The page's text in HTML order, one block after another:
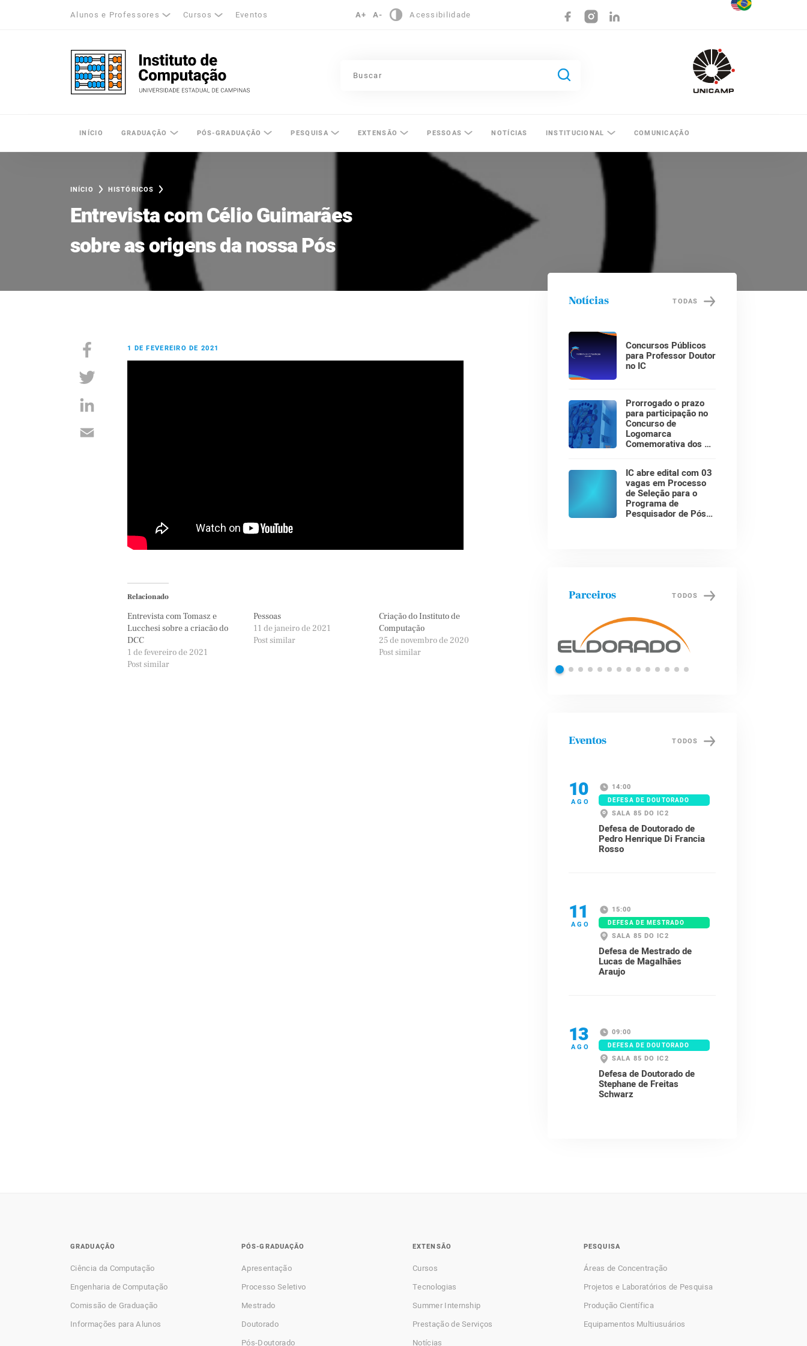
Alunos e Professores Cursos Eventos A+ A- Acessibilidade
Unicamp - Universidade Estadual de Campinas
INÍCIO GRADUAÇÃO PÓS-GRADUAÇÃO PESQUISA EXTENSÃO PESSOAS NOTÍCIAS INSTITUCIONAL COMUNICAÇÃO
INÍCIO HISTÓRICOS
Entrevista com Célio Guimarães
sobre as origens da nossa Pós
1 DE FEVEREIRO DE 2021
Relacionado
Entrevista com Tomasz e
Lucchesi sobre a criacão do
DCC
1 de fevereiro de 2021
Post similar
Pessoas
11 de janeiro de 2021
Post similar
Criação do Instituto de
Computação
25 de novembro de 2020
Post similar
Notícias TODAS
Concursos Públicos
para Professor Doutor
no IC
Prorrogado o prazo
para participação no
Concurso de
Logomarca
Comemorativa dos 30
IC abre edital com 03
vagas em Processo
de Seleção para o
Programa de
Pesquisador de Pós-
Parceiros TODOS
Samsung ifood Shell
Eventos TODOS
10
AGO
14:00
DEFESA DE DOUTORADO
SALA 85 DO IC2
Defesa de Doutorado de
Pedro Henrique Di Francia
Rosso
11
AGO
15:00
DEFESA DE MESTRADO
SALA 85 DO IC2
Defesa de Mestrado de
Lucas de Magalhães
Araujo
13
AGO
09:00
DEFESA DE DOUTORADO
SALA 85 DO IC2
Defesa de Doutorado de
Stephane de Freitas
Schwarz
GRADUAÇÃO
Ciência da Computação
Engenharia de Computação
Comissão de Graduação
Informações para Alunos
PÓS-GRADUAÇÃO
Apresentação
Processo Seletivo
Mestrado
Doutorado
Pós-Doutorado
EXTENSÃO
Cursos
Tecnologias
Summer Internship
Prestação de Serviços
Notícias
PESQUISA
Áreas de Concentração
Projetos e Laboratórios de Pesquisa
Produção Científica
Equipamentos Multiusuários